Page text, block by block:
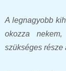
A legnagyobb
okozza
szükséges része